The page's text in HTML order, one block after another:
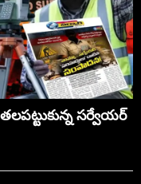
సర్వేయర్